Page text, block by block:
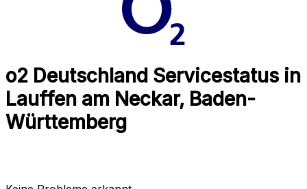
o2 Deutschland Servicestatus in
Lauffen am Neckar, Baden-
Württemberg